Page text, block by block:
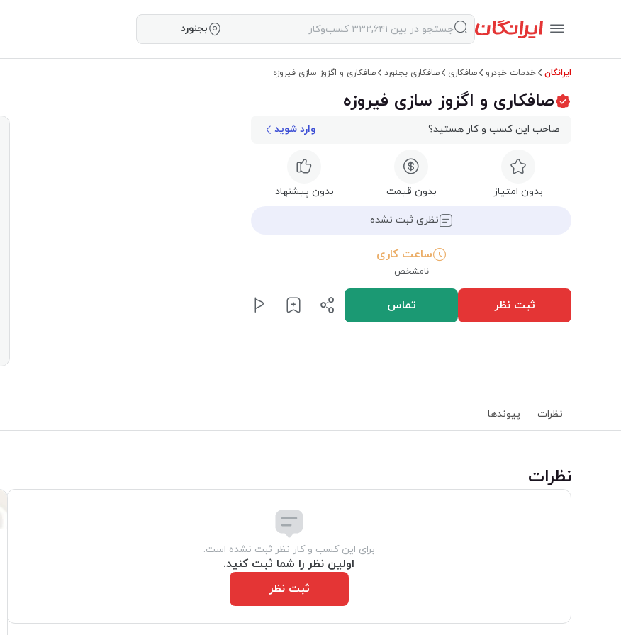
بجنورد
ایرانگان خدمات خودرو صافکاری صافکاری بجنورد صافکاری و اگزوز سازی فیروزه
صافکاری و اگزوز سازی فیروزه
صاحب این کسب و کار هستید؟ وارد شوید
بدون امتیاز بدون قیمت بدون پیشنهاد
نظری ثبت نشده
ساعت کاری
نامشخص
ثبت نظر تماس
نظرات پیوند‌ها
‌نظرات
برای این کسب و کار نظر ثبت نشده است.
اولین نظر را شما ثبت کنید.
ثبت نظر